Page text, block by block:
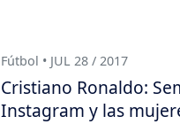
Fútbol • JUL 28 / 2017
Cristiano Ronaldo:
Instagram y las